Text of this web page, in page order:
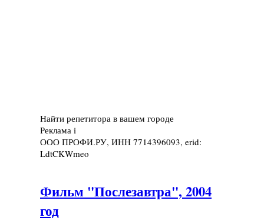
Найти репетитора в вашем городе
Реклама i
ООО ПРОФИ.РУ, ИНН 7714396093, erid:
LdtCKWmeo
Фильм "Послезавтра", 2004
год